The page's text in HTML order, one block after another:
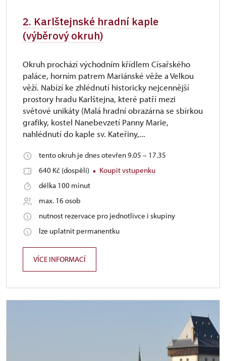
2. Karlštejnské hradní kaple
(výběrový okruh)
Okruh prochází východním křídlem Císařského
paláce, horním patrem Mariánské věže a Velkou
věží. Nabízí ke zhlédnutí historicky nejcennější
prostory hradu Karlštejna, které patří mezi
světové unikáty (Malá hradní obrazárna se sbírkou
grafiky, kostel Nanebevzetí Panny Marie,
nahlédnutí do kaple sv. Kateřiny,...
tento okruh je dnes otevřen 9.05 – 17.35
640 Kč (dospělí)
Koupit vstupenku
délka 100 minut
max. 16 osob
nutnost rezervace pro jednotlivce i skupiny
lze uplatnit permanentku
VÍCE INFORMACÍ